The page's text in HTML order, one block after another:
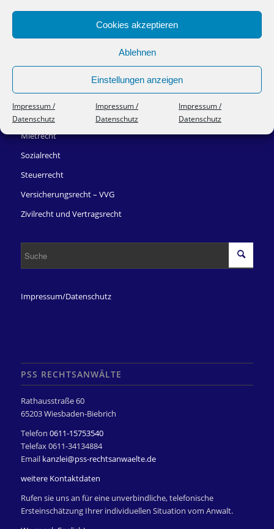
Cookies akzeptieren
Ablehnen
Einstellungen anzeigen
Impressum /
Datenschutz
Impressum /
Datenschutz
Impressum /
Datenschutz
Bank- und Kapitalmarktrecht
IT-Recht
Kindergeld
Mietrecht
Sozialrecht
Steuerrecht
Versicherungsrecht – VVG
Zivilrecht und Vertragsrecht
Impressum/Datenschutz
PSS RECHTSANWÄLTE
Rathausstraße 60
65203 Wiesbaden-Biebrich
Telefon 0611-15753540
Telefax 0611-34134884
Email kanzlei@pss-rechtsanwaelte.de
weitere Kontaktdaten
Rufen sie uns an für eine unverbindliche, telefonische
Ersteinschätzung Ihrer individuellen Situation vom Anwalt.